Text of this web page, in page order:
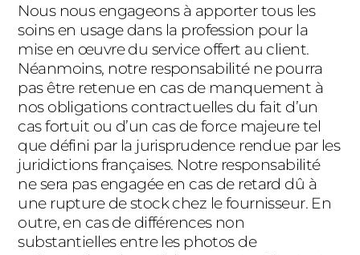
Nous nous engageons à apporter tous les
soins en usage dans la profession pour la
mise en œuvre du service offert au client.
Néanmoins, notre responsabilité ne pourra
pas être retenue en cas de manquement à
nos obligations contractuelles du fait d’un
cas fortuit ou d’un cas de force majeure tel
que défini par la jurisprudence rendue par les
juridictions françaises. Notre responsabilité
ne sera pas engagée en cas de retard dû à
une rupture de stock chez le fournisseur. En
outre, en cas de différences non
substantielles entre les photos de